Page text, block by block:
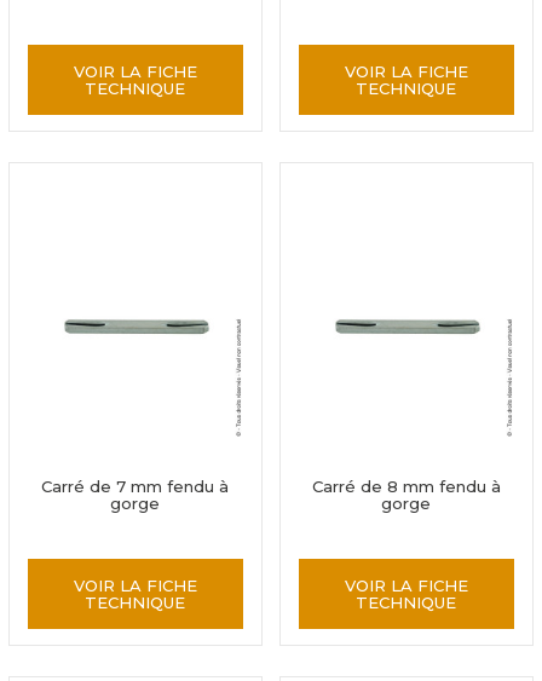
VOIR LA FICHE
TECHNIQUE
VOIR LA FICHE
TECHNIQUE
Carré de 7 mm fendu à
gorge
VOIR LA FICHE
TECHNIQUE
Carré de 8 mm fendu à
gorge
VOIR LA FICHE
TECHNIQUE